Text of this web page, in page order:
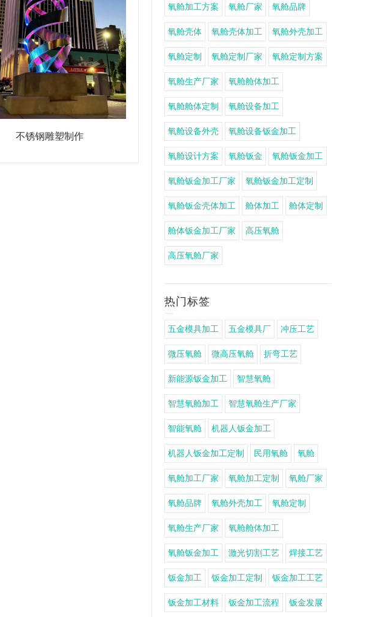
不锈钢雕塑制作 不锈钢雕塑加工中心
氧舱加工方案 氧舱厂家 氧舱品牌
氧舱壳体 氧舱壳体加工 氧舱外壳加工
氧舱定制 氧舱定制厂家 氧舱定制方案
氧舱生产厂家 氧舱舱体加工
氧舱舱体定制 氧舱设备加工
氧舱设备外壳 氧舱设备钣金加工
氧舱设计方案 氧舱钣金 氧舱钣金加工
氧舱钣金加工厂家 氧舱钣金加工定制
氧舱钣金壳体加工 舱体加工 舱体定制
舱体钣金加工厂家 高压氧舱
高压氧舱厂家
热门标签
五金模具加工 五金模具厂 冲压工艺
微压氧舱 微高压氧舱 折弯工艺
新能源钣金加工 智慧氧舱
智慧氧舱加工 智慧氧舱生产厂家
智能氧舱 机器人钣金加工
机器人钣金加工定制 民用氧舱 氧舱
氧舱加工厂家 氧舱加工定制 氧舱厂家
氧舱品牌 氧舱外壳加工 氧舱定制
氧舱生产厂家 氧舱舱体加工
氧舱钣金加工 激光切割工艺 焊接工艺
钣金加工 钣金加工定制 钣金加工工艺
钣金加工材料 钣金加工流程 钣金发展